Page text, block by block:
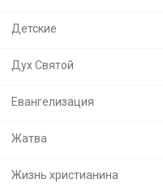
Детские
Дух Святой
Евангелизация
Жатва
Жизнь христианина